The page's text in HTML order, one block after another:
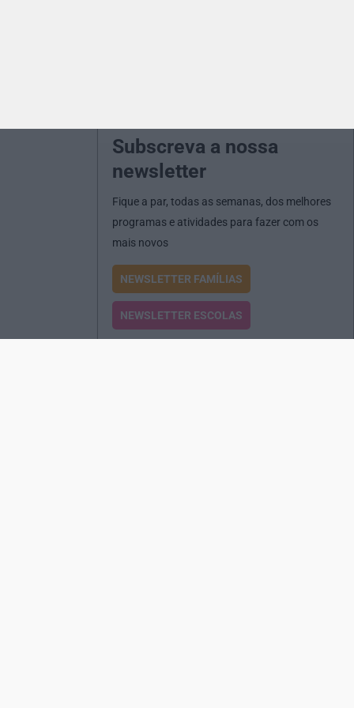
Subscreva a nossa
newsletter
Fique a par, todas as semanas, dos melhores
programas e atividades para fazer com os
mais novos
NEWSLETTER FAMÍLIAS
NEWSLETTER ESCOLAS